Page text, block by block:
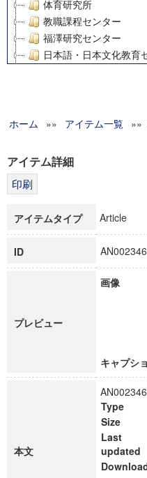
体育研究所
教職課程センター
福澤研究センター
日本語・日本文化教育
グローバルリサーチイ
科学研究費補助金研究
博士課程教育リーディ
ホーム »» アイテム一覧 »»
アイテム詳細
アイテムタイプ Article
ID
プレビュー
画像
キャプシ
本文
Type
Size
Last
updated